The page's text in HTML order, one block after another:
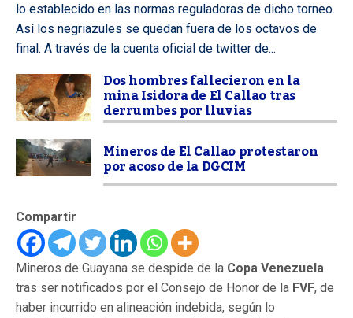
lo establecido en las normas reguladoras de dicho torneo.
Así los negriazules se quedan fuera de los octavos de
final. A través de la cuenta oficial de twitter de...
Dos hombres fallecieron en la
mina Isidora de El Callao tras
derrumbes por lluvias
Mineros de El Callao protestaron
por acoso de la DGCIM
Compartir
Mineros de Guayana se despide de la Copa Venezuela
tras ser notificados por el Consejo de Honor de la FVF, de
haber incurrido en alineación indebida, según lo